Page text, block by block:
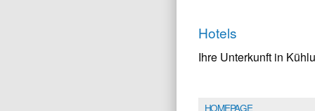
Hotels
Ihre Unterkunft in
HOMEPAGE